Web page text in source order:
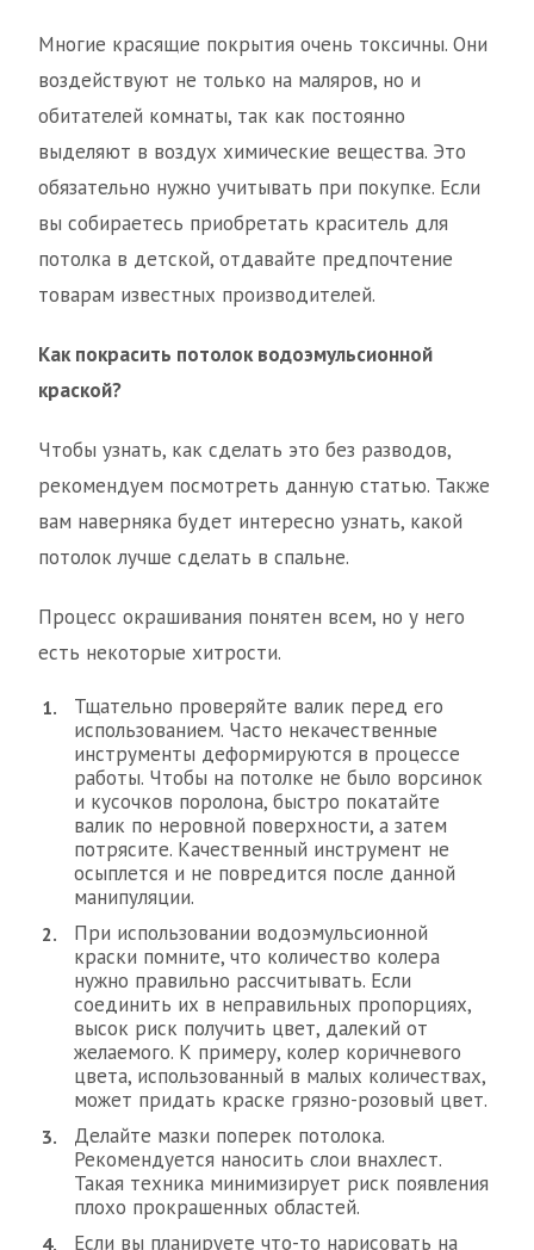
Многие красящие покрытия очень токсичны. Они
воздействуют не только на маляров, но и
обитателей комнаты, так как постоянно
выделяют в воздух химические вещества. Это
обязательно нужно учитывать при покупке. Если
вы собираетесь приобретать краситель для
потолка в детской, отдавайте предпочтение
товарам известных производителей.
Как покрасить потолок водоэмульсионной
краской?
Чтобы узнать, как сделать это без разводов,
рекомендуем посмотреть данную статью. Также
вам наверняка будет интересно узнать, какой
потолок лучше сделать в спальне.
Процесс окрашивания понятен всем, но у него
есть некоторые хитрости.
Тщательно проверяйте валик перед его
использованием. Часто некачественные
инструменты деформируются в процессе
работы. Чтобы на потолке не было ворсинок
и кусочков поролона, быстро покатайте
валик по неровной поверхности, а затем
потрясите. Качественный инструмент не
осыплется и не повредится после данной
манипуляции.
При использовании водоэмульсионной
краски помните, что количество колера
нужно правильно рассчитывать. Если
соединить их в неправильных пропорциях,
высок риск получить цвет, далекий от
желаемого. К примеру, колер коричневого
цвета, использованный в малых количествах,
может придать краске грязно-розовый цвет.
Делайте мазки поперек потолока.
Рекомендуется наносить слои внахлест.
Такая техника минимизирует риск появления
плохо прокрашенных областей.
Если вы планируете что-то нарисовать на